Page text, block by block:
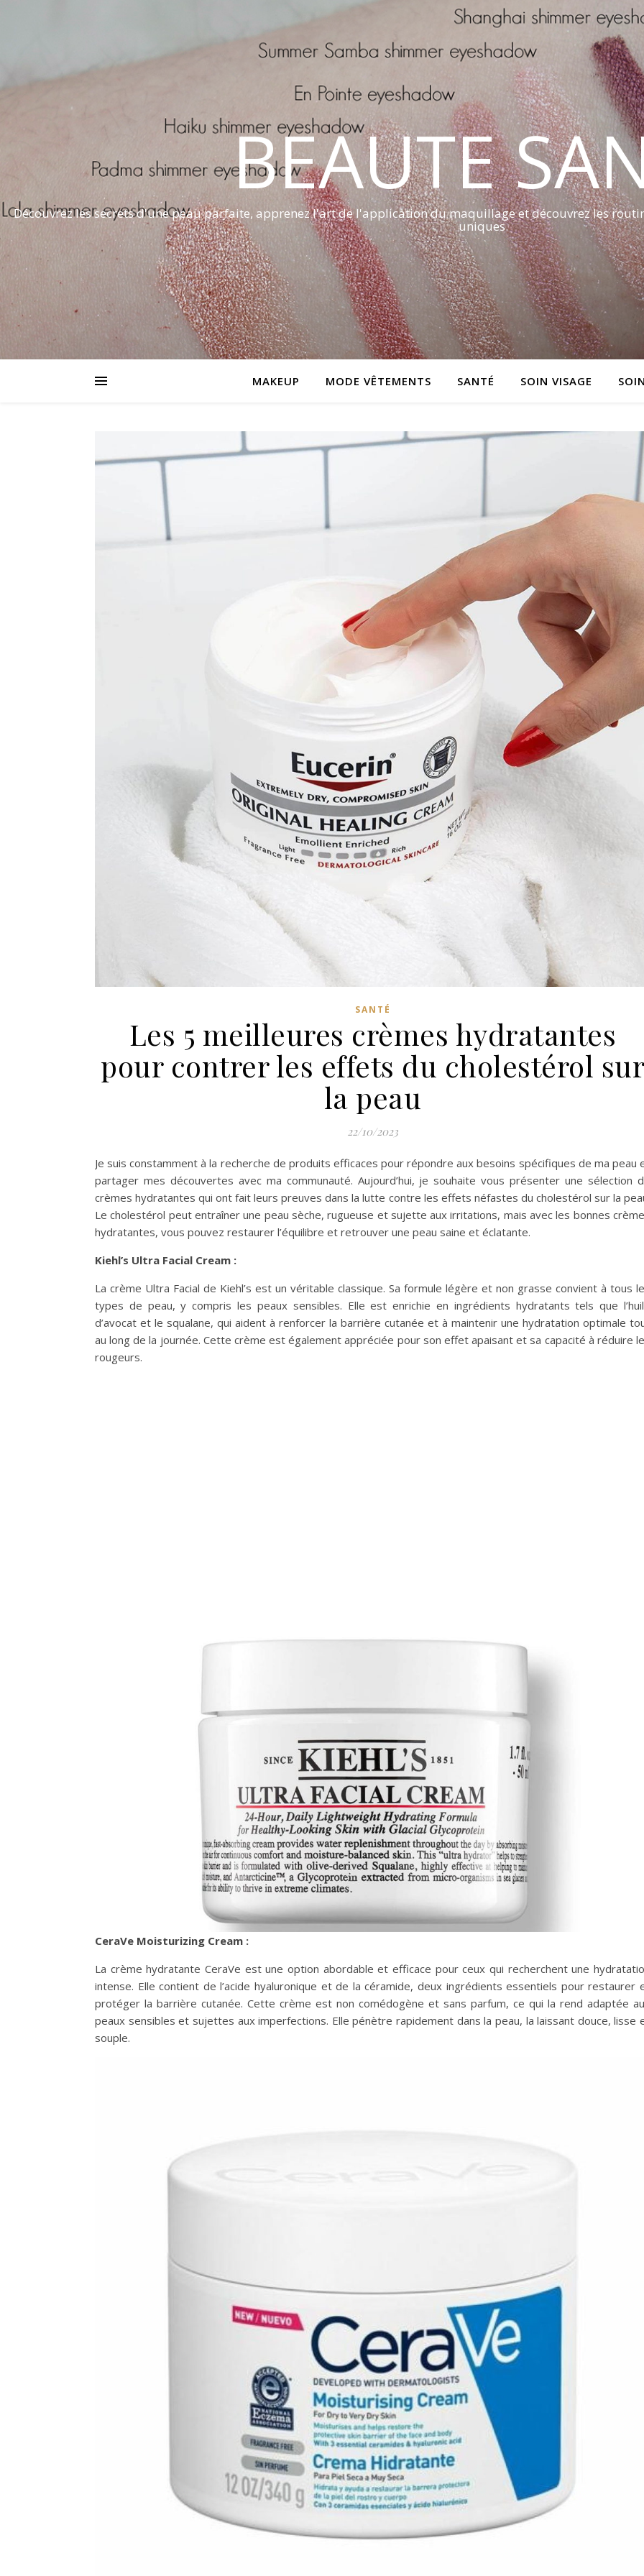
BEAUTE
Découvrez les secrets d'une peau parfaite, apprenez l'art de l'application du maquillage et découvrez les
uniques.
MAKEUP MODE VÊTEMENTS SANTÉ SOIN VISAGE
SANTÉ
Les 5 meilleures crèmes hydratantes
pour contrer les effets du cholestérol sur
la peau
22/10/2023
Je suis constamment à la recherche de produits efficaces pour répondre aux besoins spécifiques de ma peau
partager mes découvertes avec ma communauté. Aujourd’hui, je souhaite vous présenter une sélection
crèmes hydratantes qui ont fait leurs preuves dans la lutte contre les effets néfastes du cholestérol sur la
Le cholestérol peut entraîner une peau sèche, rugueuse et sujette aux irritations, mais avec les bonnes
hydratantes, vous pouvez restaurer l’équilibre et retrouver une peau saine et éclatante.
Kiehl’s Ultra Facial Cream :
La crème Ultra Facial de Kiehl’s est un véritable classique. Sa formule légère et non grasse convient à tous
types de peau, y compris les peaux sensibles. Elle est enrichie en ingrédients hydratants tels que
d’avocat et le squalane, qui aident à renforcer la barrière cutanée et à maintenir une hydratation optimale
au long de la journée. Cette crème est également appréciée pour son effet apaisant et sa capacité à réduire
rougeurs.
CeraVe Moisturizing Cream :
La crème hydratante CeraVe est une option abordable et efficace pour ceux qui recherchent une
intense. Elle contient de l’acide hyaluronique et de la céramide, deux ingrédients essentiels pour restaurer
protéger la barrière cutanée. Cette crème est non comédogène et sans parfum, ce qui la rend adaptée
peaux sensibles et sujettes aux imperfections. Elle pénètre rapidement dans la peau, la laissant douce, lisse
souple.